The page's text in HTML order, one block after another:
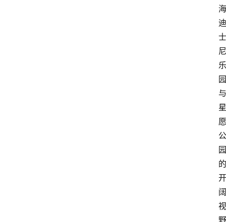
海
迪
士
尼
乐
园
与
星
愿
公
园
的
开
阔
视
野